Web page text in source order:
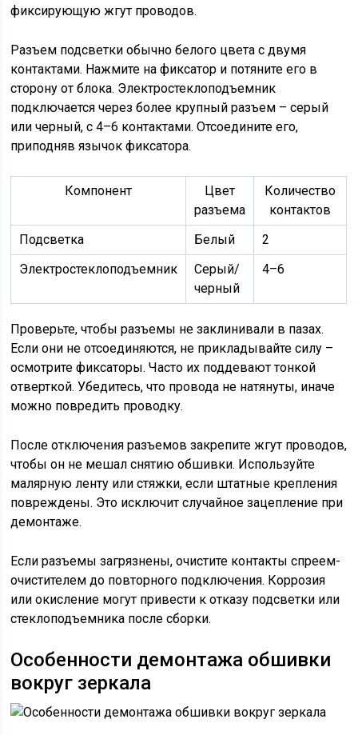
фиксирующую жгут проводов.
Разъем подсветки обычно белого цвета с двумя
контактами. Нажмите на фиксатор и потяните его в
сторону от блока. Электростеклоподъемник
подключается через более крупный разъем – серый
или черный, с 4–6 контактами. Отсоедините его,
приподняв язычок фиксатора.
Компонент
Цвет
разъема
Количество
контактов
Подсветка
Белый
2
Электростеклоподъемник
Серый/
черный
4–6
Проверьте, чтобы разъемы не заклинивали в пазах.
Если они не отсоединяются, не прикладывайте силу –
осмотрите фиксаторы. Часто их поддевают тонкой
отверткой. Убедитесь, что провода не натянуты, иначе
можно повредить проводку.
После отключения разъемов закрепите жгут проводов,
чтобы он не мешал снятию обшивки. Используйте
малярную ленту или стяжки, если штатные крепления
повреждены. Это исключит случайное зацепление при
демонтаже.
Если разъемы загрязнены, очистите контакты спреем-
очистителем до повторного подключения. Коррозия
или окисление могут привести к отказу подсветки или
стеклоподъемника после сборки.
Особенности демонтажа обшивки
вокруг зеркала